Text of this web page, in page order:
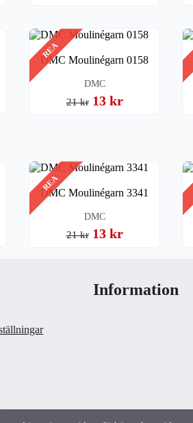
REA
DMC Moulinégarn 0158
DMC
21 kr 13 kr
REA
DMC Moulinégarn 3341
DMC
21 kr 13 kr
Information